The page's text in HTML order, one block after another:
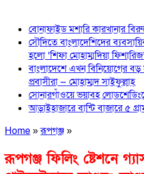
বোনাফাইড মশারি কারখানার
সৌদিতে বাংলাদেশিদের
হলো ‘শিফা মোহাম্মদিয়া ফিশারিজ’
বাংলাদেশে এখন বিনিয়োগের বড়
প্রবাসীরা — মোহাম্মদ সাইফুল্লাহ্
সোনারগাঁওয়ে ভয়াবহ
আড়াইহাজারে বান্টি বাজারে ৫
Home»রূপগঞ্জ»
রূপগঞ্জ ফিলিং ষ্টেশনে